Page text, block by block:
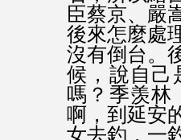
臣蔡京、嚴
後來怎麼處
沒有倒台。
候，說自己
嗎？季羡林
啊，到延安
女去釣，一